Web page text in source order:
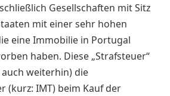
Gesellschaften mit Sitz
mit einer sehr hohen
eine Immobilie in Portugal
haben. Diese „Strafsteuer“
weiterhin) die
(kurz: IMT) beim Kauf der